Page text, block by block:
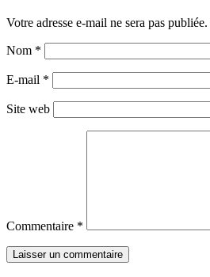
Votre adresse e-mail ne sera pas publiée.
Nom *
E-mail *
Site web
Commentaire *